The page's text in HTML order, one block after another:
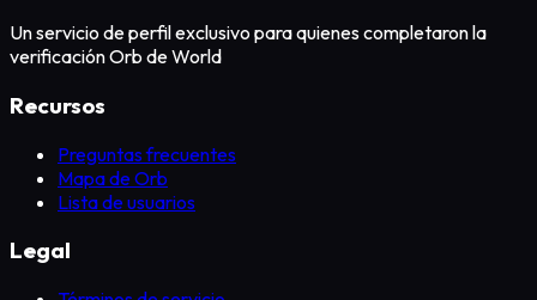
Un servicio de perfil exclusivo para quienes completaron la
verificación Orb de World
Recursos
Preguntas frecuentes
Mapa de Orb
Lista de usuarios
Legal